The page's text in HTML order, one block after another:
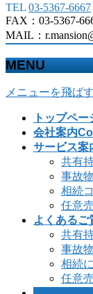
TEL 03-5367-6667
FAX：03-5367-
MAIL：
MENU
メニューを飛ばす
トップペー
会社案内
サービス案
共有
事故
相続
任意
よくあるご
共有
事故
相続
任意